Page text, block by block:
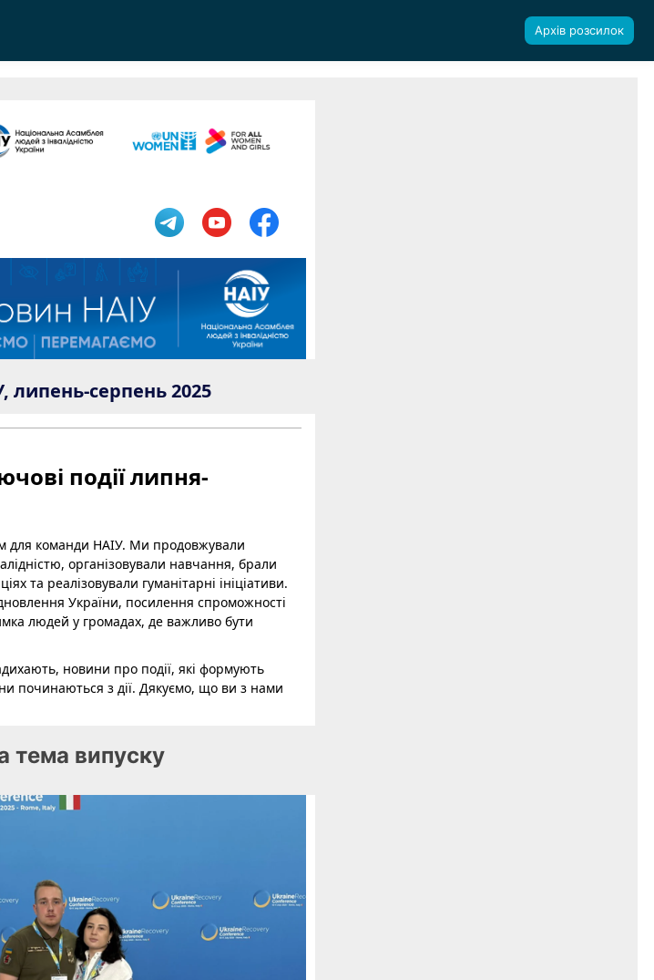
Архів розсилок
серпень 2025
події липня-
для команди НАІУ. Ми продовжували
організовували навчання, брали
та реалізовували гуманітарні ініціативи.
України, посилення спроможності
людей у громадах, де важливо бути
новини про події, які формують
починаються з дії. Дякуємо, що ви з нами
тема випуску